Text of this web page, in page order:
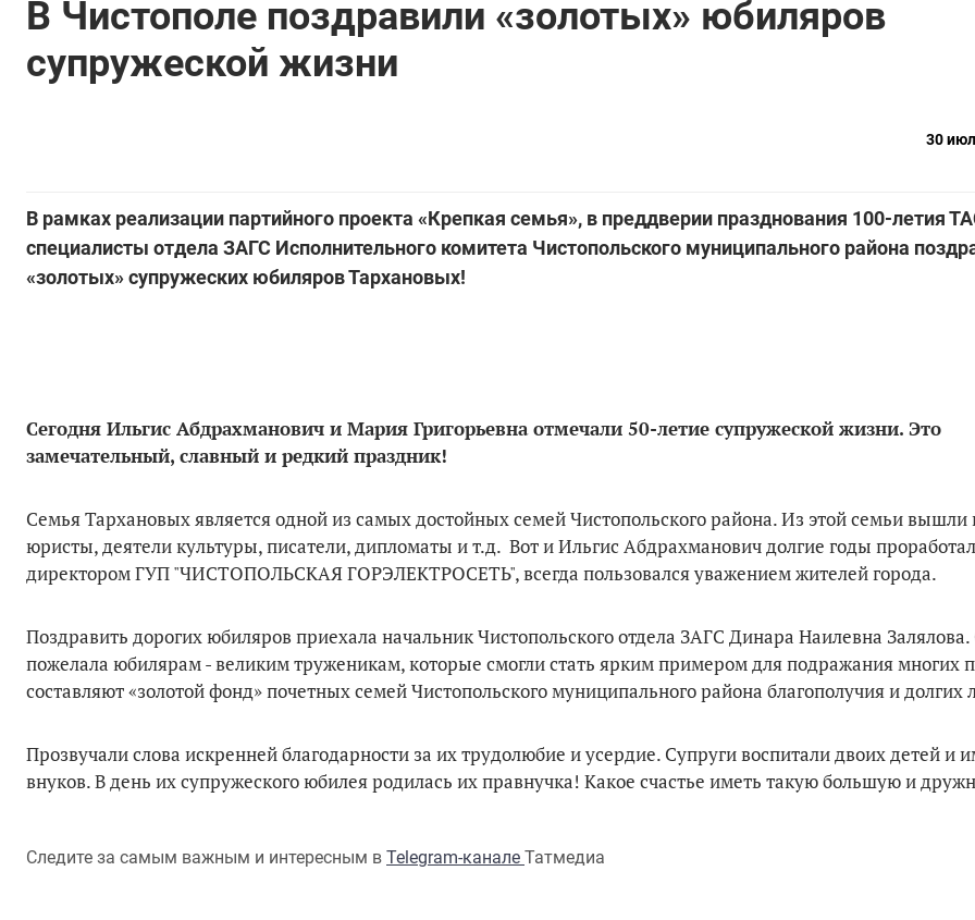
В Чистополе поздравили «золотых» юбиляров
супружеской жизни
30
В рамках реализации партийного проекта «Крепкая семья», в преддверии празднования 100-летия
специалисты отдела ЗАГС Исполнительного комитета Чистопольского муниципального района
«золотых» супружеских юбиляров Тархановых!
Сегодня Ильгис Абдрахманович и Мария Григорьевна отмечали 50-летие супружеской жизни. Это
замечательный, славный и редкий праздник!
Семья Тархановых является одной из самых достойных семей Чистопольского района. Из этой семьи вышли
юристы, деятели культуры, писатели, дипломаты и т.д. Вот и Ильгис Абдрахманович долгие годы проработал
директором ГУП "ЧИСТОПОЛЬСКАЯ ГОРЭЛЕКТРОСЕТЬ", всегда пользовался уважением жителей города.
Поздравить дорогих юбиляров приехала начальник Чистопольского отдела ЗАГС Динара Наилевна
пожелала юбилярам - великим труженикам, которые смогли стать ярким примером для подражания многих
составляют «золотой фонд» почетных семей Чистопольского муниципального района благополучия и долгих
Прозвучали слова искренней благодарности за их трудолюбие и усердие. Супруги воспитали двоих детей и
внуков. В день их супружеского юбилея родилась их правнучка! Какое счастье иметь такую большую и
Следите за самым важным и интересным в Telegram-канале Татмедиа